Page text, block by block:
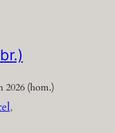
2026 (hom.)